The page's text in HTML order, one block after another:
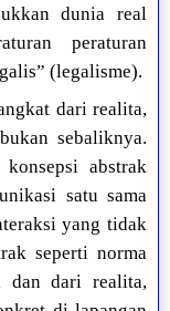
dunia real
peraturan
(legalisme).
dari realita,
sebaliknya.
abstrak
satu sama
yang tidak
seperti norma
dan dari realita,